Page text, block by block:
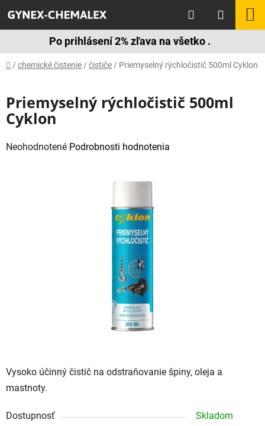
na
obsah
Hľadať
Po prihlásení 2% zľava na všetko .
Domov
/ chemické čistenie / čističe / Priemyselný rýchločistič 500ml Cyklon
Vysoko účinný čistič na odstraňovanie špiny, oleja a
mastnoty.
Dostupnosť
Skladom
Priemyselný rýchločistič 500ml
Cyklon
Priemerné
Neohodnotené Podrobnosti hodnotenia